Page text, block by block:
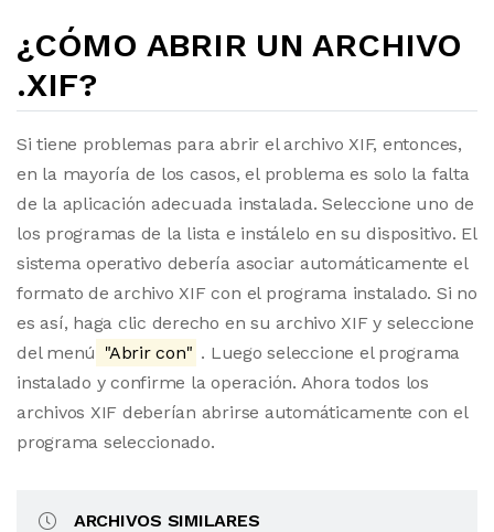
¿CÓMO ABRIR UN ARCHIVO
.XIF?
Si tiene problemas para abrir el archivo XIF, entonces,
en la mayoría de los casos, el problema es solo la falta
de la aplicación adecuada instalada. Seleccione uno de
los programas de la lista e instálelo en su dispositivo. El
sistema operativo debería asociar automáticamente el
formato de archivo XIF con el programa instalado. Si no
es así, haga clic derecho en su archivo XIF y seleccione
del menú "Abrir con" . Luego seleccione el programa
instalado y confirme la operación. Ahora todos los
archivos XIF deberían abrirse automáticamente con el
programa seleccionado.
ARCHIVOS SIMILARES